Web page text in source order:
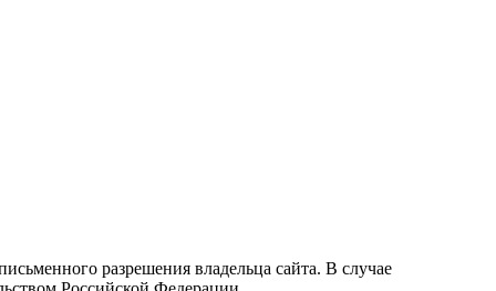
разрешения владельца сайта. В случае